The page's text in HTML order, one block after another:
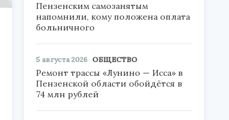
Пензенским самозанятым
напомнили, кому положена оплата
больничного
5 августа 2026 ОБЩЕСТВО
Ремонт трассы «Лунино — Исса» в
Пензенской области обойдётся в
74 млн рублей